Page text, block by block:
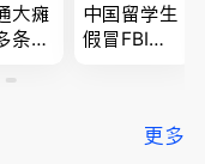
大瘫
条主
顿饭
中国留学生
假冒FBI上
夫妻住进殡
更多